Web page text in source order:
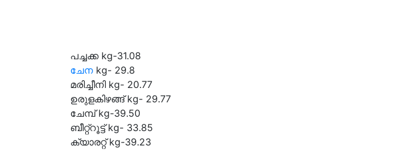
പച്ചക്ക kg-31.08
ചേന kg- 29.8
മരിച്ചീനി kg- 20.77
ഉരുളകിഴങ്ങ് kg- 29.77
ചേമ്പ് kg-39.50
ബീറ്റ്റൂട്ട് kg- 33.85
ക്യാരറ്റ് kg-39.23